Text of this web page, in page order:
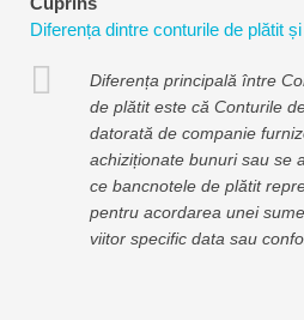
Tutoriale de modelare financiară
Formular complet
Tutoriale de gestionare a
Diferența dintre conturile de plătit
Diferența principală între
de plătit este că Conturile
datorată de companie
achiziționate bunuri sau se
ce bancnotele de plătit
pentru acordarea unei
viitor specific data sau